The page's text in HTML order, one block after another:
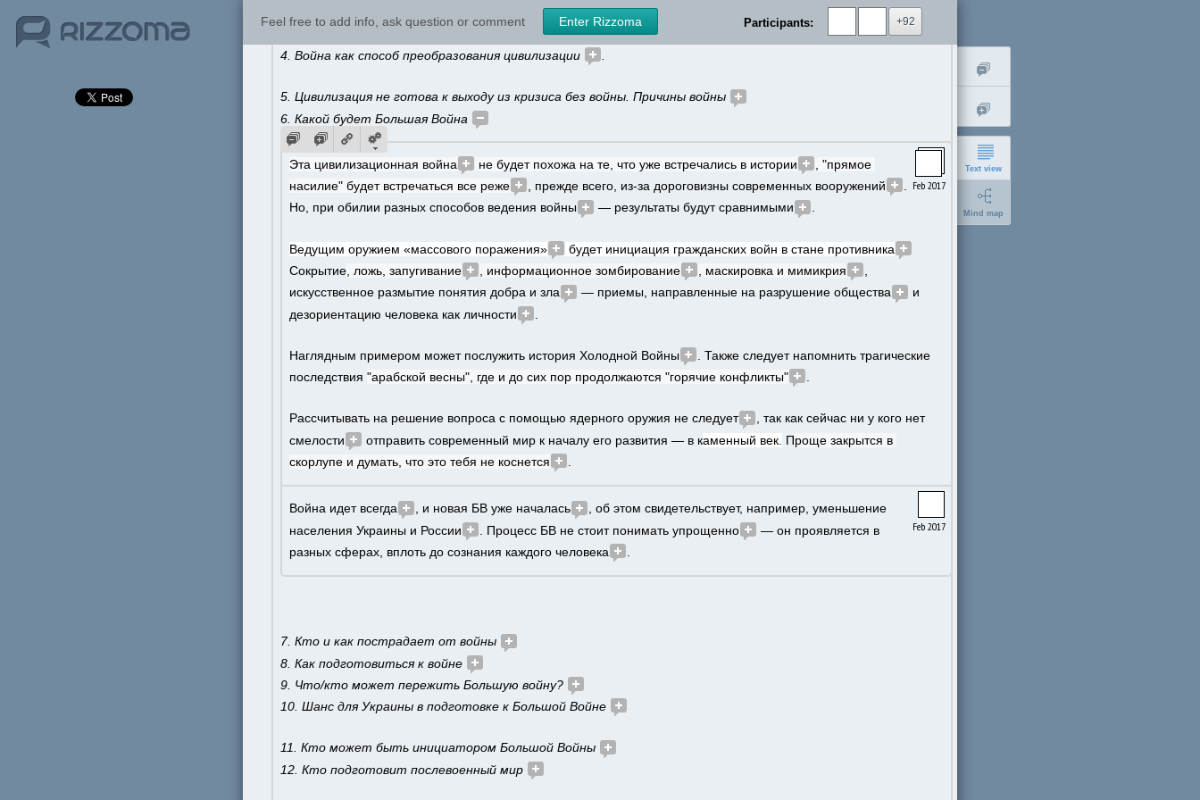
Text view
Mind map
expanded
Feel free to add info, ask question or comment Enter Rizzoma Participants: +92
3. Что даст эта дискуссия
4. Война как способ преобразования цивилизации
5. Цивилизация не готова к выходу из кризиса без войны. Причины войны
6. Какой будет Большая Война
Feb 2017
Эта цивилизационная война не будет похожа на те, что уже встречались в истории
, "прямое
насилие" будет встречаться все реже
, прежде всего, из-за дороговизны современных вооружений
Но, при обилии разных способов ведения войны
— результаты будут сравнимыми .
Ведущим оружием «массового поражения»
будет инициация гражданских войн в стане противника
Сокрытие , ложь, запугивание , информационное зомбирование , маскировка и мимикрия
искусственное размытие понятия добра и зла
— приемы, направленные на разрушение общества
и
дезориентацию человека как личности
Наглядным примером может послужить история Холодной Войны
. Также следует напомнить трагические
последствия "арабской весны", где и до сих пор продолжаются "горячие конфликты"
Рассчитывать на решение вопроса с помощью ядерного оружия не следует
, так как сейчас ни у кого нет
смелости
отправить современный мир к началу его развития — в каменный век. Проще закрытся в
скорлупе и думать, что это тебя не коснется
Feb 2017
Война идет всегда , и новая БВ уже началась
, об этом свидетельствует, например, уменьшение
населения Украины и России
. Процесс БВ не стоит понимать упрощенно
— он проявляется в
разных сферах, вплоть до сознания каждого человека
7. Кто и как пострадает от войны
8. Как подготовиться к войне
9. Что/кто может пережить Большую войну?
10. Шанс для Украины в подготовке к Большой Войне
11. Кто может быть инициатором Большой Войны
12. Кто подготовит послевоенный мир